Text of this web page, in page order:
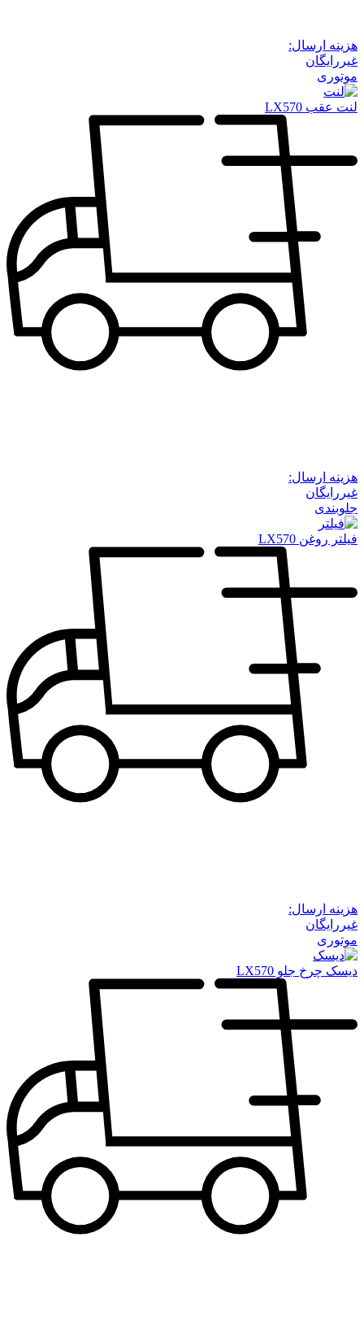
هزینه ارسال:
غیررایگان
موتوری
لنت عقب LX570
هزینه ارسال:
غیررایگان
جلوبندی
فیلتر روغن LX570
هزینه ارسال:
غیررایگان
موتوری
دیسک چرخ جلو LX570